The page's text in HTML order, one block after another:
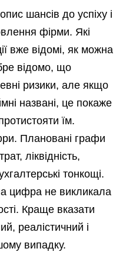
шансів до успіху і
фірми. Які
вже відомі, як можна
відомо, що
ризики, але якщо
названі, це покаже
їм.
Плановані графи
ліквідність,
тонкощі.
цифра не викликала
Краще вказати
реалістичний і
випадку.